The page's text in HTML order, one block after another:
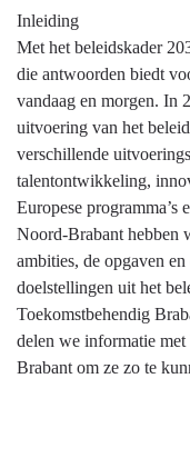
Terug
naar
navigatie
Programma
Economie,
Kennis
Talentontwikkeling
Inleiding
Inleiding
Met het beleidskader
die antwoorden biedt
vandaag en morgen. In
uitvoering van het
verschillende
talentontwikkeling,
Europese programma’s
Noord-Brabant hebben
ambities, de opgaven
doelstellingen uit het
Toekomstbehendig
delen we informatie
Brabant om ze zo te